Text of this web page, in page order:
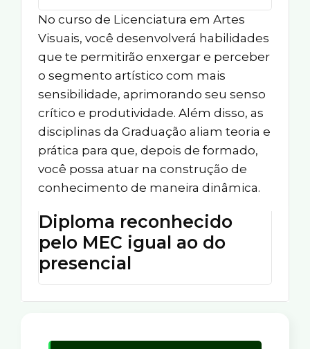
No curso de Licenciatura em Artes
Visuais, você desenvolverá habilidades
que te permitirão enxergar e perceber
o segmento artístico com mais
sensibilidade, aprimorando seu senso
crítico e produtividade. Além disso, as
disciplinas da Graduação aliam teoria e
prática para que, depois de formado,
você possa atuar na construção de
conhecimento de maneira dinâmica.
Diploma reconhecido
pelo MEC igual ao do
presencial